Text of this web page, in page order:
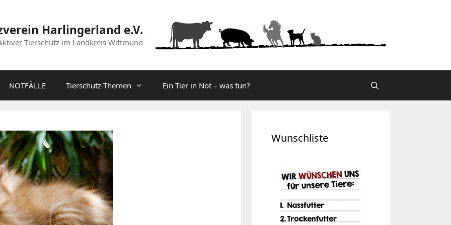
Harlingerland e.V.
Tierschutz im Landkreis Wittmund
NOTFÄLLE Tierschutz-Themen Ein Tier in Not – was tun?
Wunschliste